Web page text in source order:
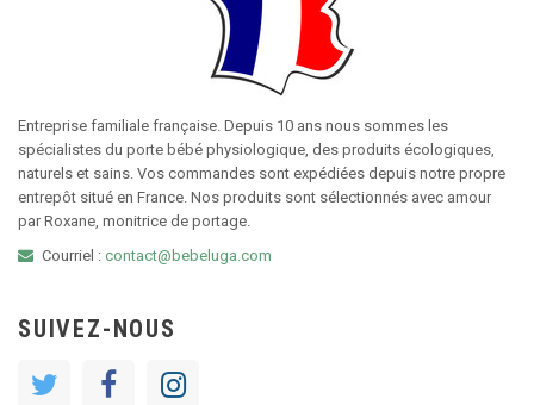
Entreprise familiale française. Depuis 10 ans nous sommes les
spécialistes du porte bébé physiologique, des produits écologiques,
naturels et sains. Vos commandes sont expédiées depuis notre propre
entrepôt situé en France. Nos produits sont sélectionnés avec amour
par Roxane, monitrice de portage.
Courriel : contact@bebeluga.com
SUIVEZ-NOUS